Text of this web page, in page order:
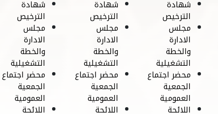
شهادة
الترخيص
مجلس
الادارة
والخطة
التشغيلية
محضر اجتماع
الجمعية
العمومية
اللائحة
شهادة
الترخيص
مجلس
الادارة
والخطة
التشغيلية
محضر اجتماع
الجمعية
العمومية
اللائحة
شهادة
الترخيص
مجلس
الادارة
والخطة
التشغيلية
محضر اجتماع
الجمعية
العمومية
اللائحة